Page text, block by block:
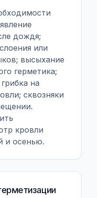
дождя;
или
высыхание
герметика;
на
сквозняки
кровли
и осенью.